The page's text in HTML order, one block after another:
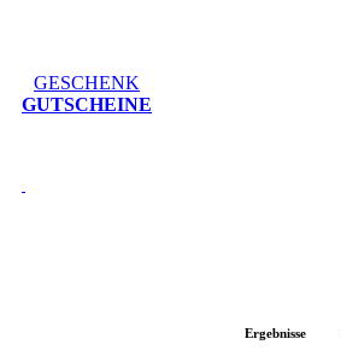
GESCHENK
GUTSCHEINE
Ergebnisse